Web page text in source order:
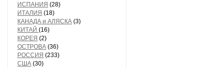
ИСПАНИЯ (28)
ИТАЛИЯ (18)
КАНАДА и АЛЯСКА (3)
КИТАЙ (16)
КОРЕЯ (2)
ОСТРОВА (36)
РОССИЯ (233)
США (30)